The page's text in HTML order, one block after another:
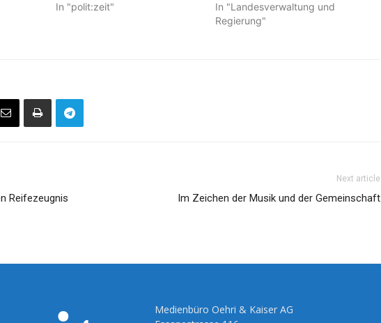
In "polit:zeit"
In "Landesverwaltung und
Regierung"
Reifezeugnis
Next article
Im Zeichen der Musik und der Gemeinschaft
Medienbüro Oehri & Kaiser AG